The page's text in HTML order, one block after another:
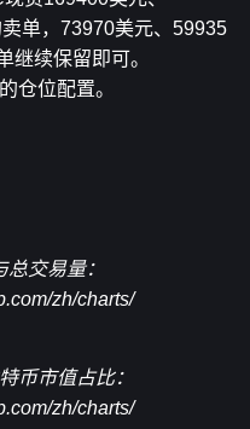
单，73970美元、59935
继续保留即可。
仓位配置。
交易量：
zh/charts/
币市值占比：
zh/charts/